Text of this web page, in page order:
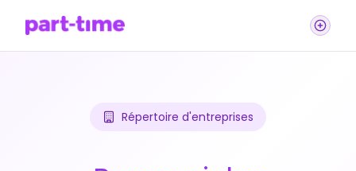
Répertoire d'entreprises